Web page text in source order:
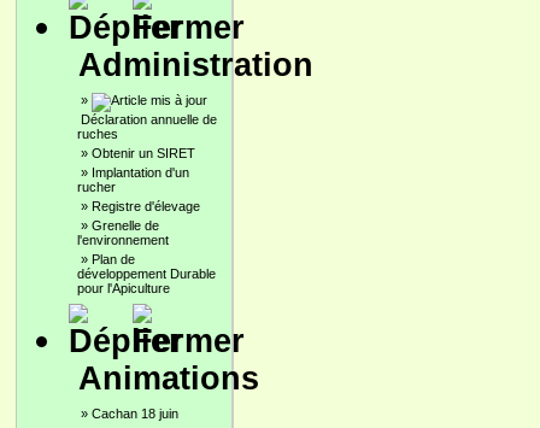
Administration
»
Déclaration annuelle de
ruches
» Obtenir un SIRET
» Implantation d'un
rucher
» Registre d'élevage
» Grenelle de
l'environnement
» Plan de
développement Durable
pour l'Apiculture
Animations
» Cachan 18 juin